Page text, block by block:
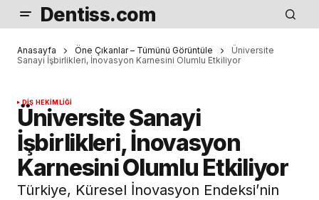
Dentiss.com
Anasayfa Öne Çıkanlar – Tümünü Görüntüle
Üniversite
Sanayi İşbirlikleri, İnovasyon Karnesini Olumlu Etkiliyor
DIŞ HEKIMLIĞI
Üniversite Sanayi
İşbirlikleri, İnovasyon
Karnesini Olumlu Etkiliyor
Türkiye, Küresel İnovasyon Endeksi’nin